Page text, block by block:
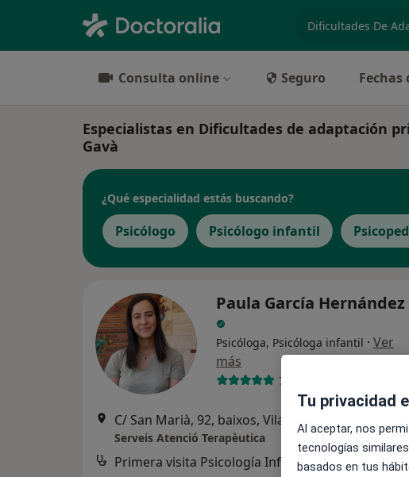
especialidad,
Consulta online Seguro Fechas
Especialistas en Dificultades de adaptación
Gavà
¿Qué especialidad estás buscando?
Psicólogo Psicólogo infantil
Paula García Hernández
Psicóloga, Psicóloga infantil · Ver
más
7 opiniones
C/ San Marià, 92, baixos, Viladecans
Serveis Atenció Terapèutica
Primera visita Psicología Infantil 65 €
Tu privacidad
Al aceptar, nos
tecnologías
basados en tus